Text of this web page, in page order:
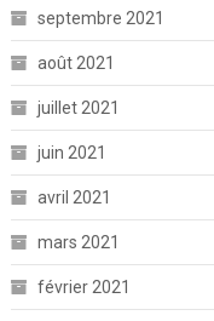
septembre 2021
août 2021
juillet 2021
juin 2021
avril 2021
mars 2021
février 2021